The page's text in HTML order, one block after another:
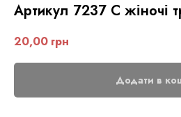
Артикул 7237 С жіночі
20,00 грн
Додати в